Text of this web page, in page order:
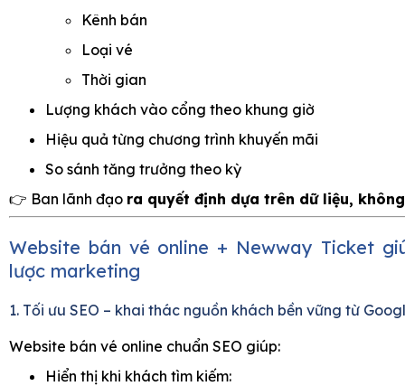
Kênh bán
Loại vé
Thời gian
Lượng khách vào cổng theo khung giờ
Hiệu quả từng chương trình khuyến mãi
So sánh tăng trưởng theo kỳ
👉 Ban lãnh đạo ra quyết định dựa trên dữ liệu,
Website bán vé online + Newway Ticket
lược marketing
1. Tối ưu SEO – khai thác nguồn khách bền vững từ
Website bán vé online chuẩn SEO giúp:
Hiển thị khi khách tìm kiếm: